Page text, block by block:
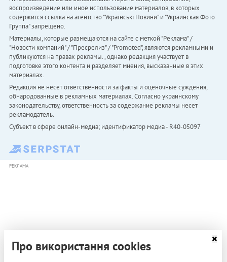
воспроизведение или иное использование материалов, в которых
содержится ссылка на агентство "Українськi Новини" и "Украинская Фото
Группа" запрещено.
Материалы, которые размещаются на сайте с меткой "Реклама" /
"Новости компаний" / "Пресрелиз" / "Promoted", являются рекламными и
публикуются на правах рекламы. , однако редакция участвует в
подготовке этого контента и разделяет мнения, высказанные в этих
материалах.
Редакция не несет ответственности за факты и оценочные суждения,
обнародованные в рекламных материалах. Согласно украинскому
законодательству, ответственность за содержание рекламы несет
рекламодатель.
Субъект в сфере онлайн-медиа; идентификатор медиа - R40-05097
РЕКЛАМА
Про використання cookies